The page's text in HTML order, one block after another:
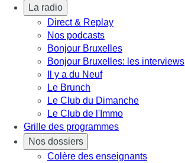
La radio
Direct & Replay
Nos podcasts
Bonjour Bruxelles
Bonjour Bruxelles: les interviews
Il y a du Neuf
Le Brunch
Le Club du Dimanche
Le Club de l'Immo
Grille des programmes
Nos dossiers
Colère des enseignants